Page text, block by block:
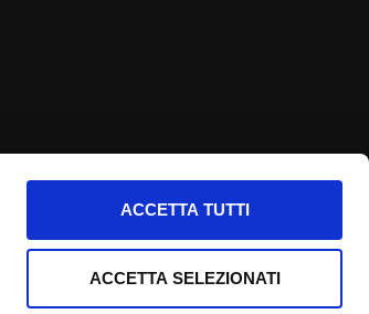
ACCETTA TUTTI
ACCETTA SELEZIONATI